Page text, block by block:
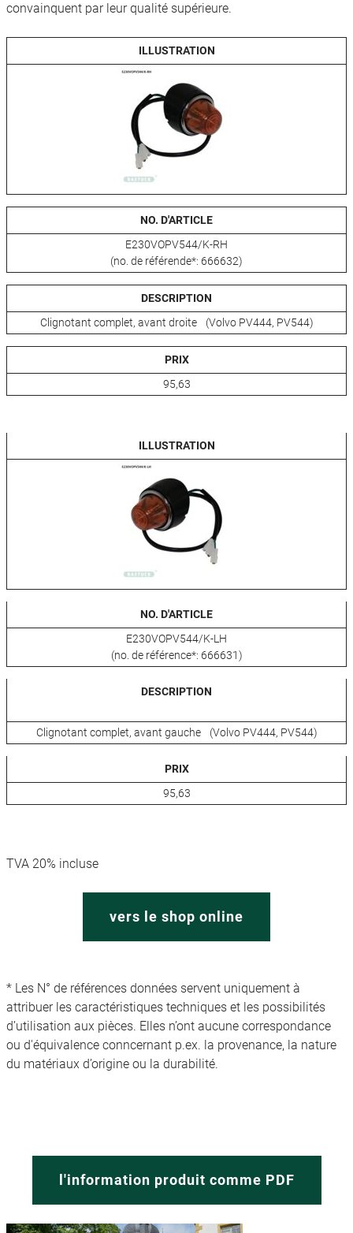
convainquent par leur qualité supérieure.
ILLUSTRATION
NO. D'ARTICLE
E230VOPV544/K-RH
(no. de référende*: 666632)
DESCRIPTION
Clignotant complet, avant droite (Volvo PV444, PV544)
PRIX
95,63
ILLUSTRATION
NO. D'ARTICLE
E230VOPV544/K-LH
(no. de référence*: 666631)
DESCRIPTION
Clignotant complet, avant gauche (Volvo PV444, PV544)
PRIX
95,63
TVA 20% incluse
vers le shop online
* Les N° de références données servent uniquement à
attribuer les caractéristiques techniques et les possibilités
d’utilisation aux pièces. Elles n’ont aucune correspondance
ou d'équivalence conncernant p.ex. la provenance, la nature
du matériaux d’origine ou la durabilité.
l'information produit comme PDF